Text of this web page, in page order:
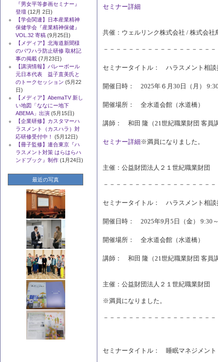
セミナー詳細
共催：ウェルリンク株式会社 / 株式会
－－－－－－－－－－－－－－－－－
セミナータイトル： ハラスメント相
開催日時： 2025年６月30日（月）
開催場所： 全水道会館（水道橋）
講師： 和田 隆（21世紀職業財団 客員
セミナー詳細 ※満員になりました。
主催：公益財団法人２１世紀職業財団
－－－－－－－－－－－－－－－－－
セミナータイトル： ハラスメント相
開催日時： 2025年9月5日（金） 9:30
開催場所： 全水道会館（水道橋）
講師： 和田 隆（21世紀職業財団 客員
主催：公益財団法人２１世紀職業財団
※満員になりました。
－－－－－－－－－－－－－－－－－
セミナータイトル： 睡眠マネジメント
『男女平等参画セミナー』
登壇 (12月 2日)
【学会関連】日本産業精神
保健学会『産業精神保健』
VOL.32 寄稿 (9月25日)
【メディア】北海道新聞様
のパワハラ防止研修 取材記
事の掲載 (7月23日)
【講演情報】バレーボール
元日本代表 益子直美氏と
のトークセッション (5月22
日)
【メディア】AbemaTV 新し
い地図「ななにー地下
ABEMA」出演 (5月15日)
【企業研修】カスタマーハ
ラスメント（カスハラ）対
応研修受付中！
(5月12日)
【冊子監修】連合東京『ハ
ラスメント対策 はらはらハ
ンドブック』制作 (1月24日)
最近の写真